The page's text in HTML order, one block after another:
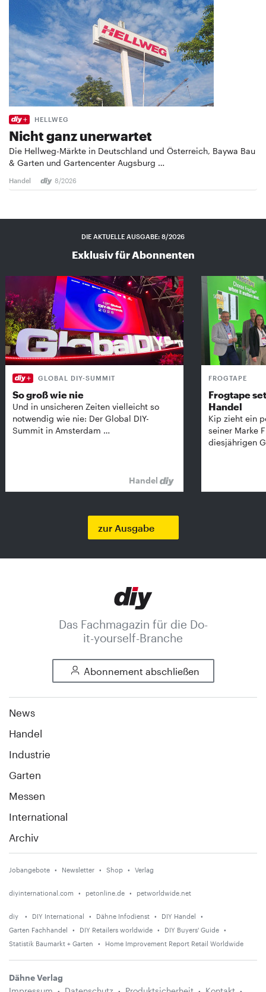
HELLWEG
Nicht ganz unerwartet
Die Hellweg-Märkte in Deutschland und Österreich, Baywa Bau
& Garten und Gartencenter Augsburg …
Handel 8/2026
DIE AKTUELLE AUSGABE: 8/2026
Exklusiv für Abonnenten
GLOBAL DIY-SUMMIT
So groß wie nie
Und in unsicheren Zeiten vielleicht so
notwendig wie nie: Der Global DIY-
Summit in Amsterdam …
Handel
FROGTAPE
Frogtape
Handel
Kip zieht ein
seiner Marke
diesjährigen
zur Ausgabe
Das Fachmagazin für die Do-
it-yourself-Branche
Abonnement abschließen
News
Handel
Industrie
Garten
Messen
International
Archiv
Jobangebote Newsletter Shop Verlag
diyinternational.com petonline.de petworldwide.net
diy DIY International Dähne Infodienst
DIY Handel
Garten Fachhandel
DIY Retailers worldwide
DIY Buyers' Guide
Statistik Baumarkt + Garten
Home Improvement Report Retail Worldwide
Dähne Verlag